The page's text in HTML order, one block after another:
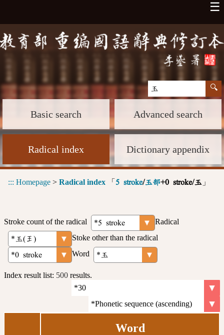
☰
Basic search Advanced search
Radical index Dictionary appendix
::: Homepage > Radical index 「 5 stroke/玉部+0 stroke/玉 」
Stroke count of the radical
Radical
Stoke other than the radical
Word
Index result list: 500 results.
Word